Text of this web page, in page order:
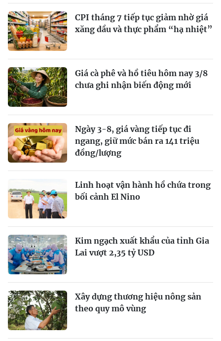
CPI tháng 7 tiếp tục giảm nhờ giá
xăng dầu và thực phẩm “hạ nhiệt”
Giá cà phê và hồ tiêu hôm nay 3/8
chưa ghi nhận biến động mới
Ngày 3-8, giá vàng tiếp tục đi
ngang, giữ mức bán ra 141 triệu
đồng/lượng
Linh hoạt vận hành hồ chứa trong
bối cảnh El Nino
Kim ngạch xuất khẩu của tỉnh Gia
Lai vượt 2,35 tỷ USD
Xây dựng thương hiệu nông sản
theo quy mô vùng